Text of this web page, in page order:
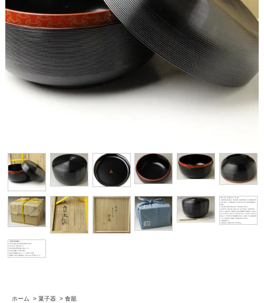
ホーム > 菓子器 > 食籠